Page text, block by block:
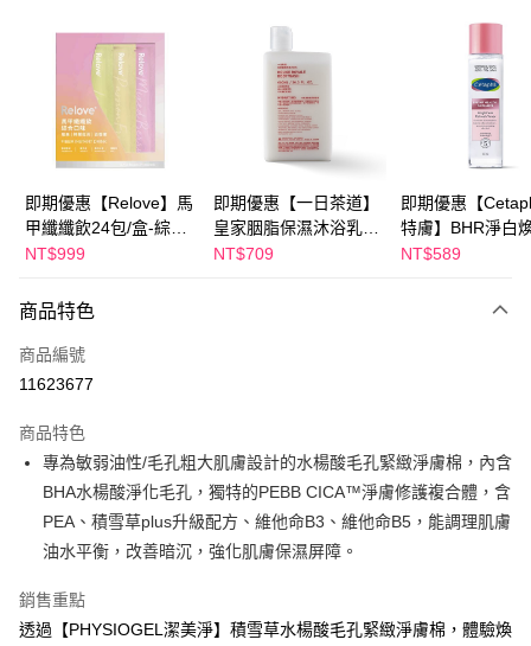
Apple Pay
街口支付
悠遊付
Google Pay
AFTEE先享後付
相關說明
【關於「AFTEE先享後付」】
便利好安心！
１．簡單：不需註冊會員、不需綁卡、不需儲值。
２．便利：只要手機號碼，簡訊認證，即可結帳。
３．安心：先確認商品／服務後，再付款。
【「AFTEE先享後付」結帳流程】
１．於結帳方式選擇「AFTEE先享後付」後，將跳轉至「AFTEE先享後付」
２．訂單成立數日內，您將收到繳費通知簡訊。
３．收到繳費通知簡訊後14天內，點擊此簡訊中的連結，可透過四大超商／
ATM／網路銀行／等多元方式進行付款，方視為交易完成。
ATM付款
運送方式
全家付款取貨
每筆NT$100，滿NT$600(含以上)免運費
每筆NT$100，滿NT$600(含以上)免運費
即期優惠【Relove】馬
甲纖纖飲24包/盒-綜合
口味(效期2027-01-22)
NT$999
即期優惠【一日茶道】
皇家胭脂保濕沐浴乳
600ml 效期2027/2/19
NT$709
即期優惠【
特膚】BHR淨白
妝水 150mL 效期
NT$589
商品特色
商品編號
11623677
商品特色
專為敏弱油性/毛孔粗大肌膚設計的水楊酸毛孔緊緻淨膚棉，內含
BHA水楊酸淨化毛孔，獨特的PEBB CICA™淨膚修護複合體，含
PEA、積雪草plus升級配方、維他命B3、維他命B5，能調理肌膚
油水平衡，改善暗沉，強化肌膚保濕屏障。
銷售重點
透過【PHYSIOGEL潔美淨】積雪草水楊酸毛孔緊緻淨膚棉，體驗煥